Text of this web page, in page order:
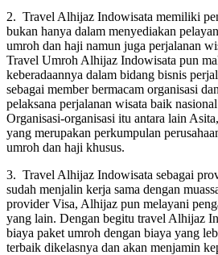
2. Travel Alhijaz Indowisata memiliki
bukan hanya dalam menyediakan
umroh dan haji namun juga perjalanan
Travel Umroh Alhijaz Indowisata pun
keberadaannya dalam bidang bisnis
sebagai member bermacam organisasi
pelaksana perjalanan wisata baik
Organisasi-organisasi itu antara lain
yang merupakan perkumpulan
umroh dan haji khusus.
3. Travel Alhijaz Indowisata sebagai
sudah menjalin kerja sama dengan
provider Visa, Alhijaz pun melayani
yang lain. Dengan begitu travel Alhijaz
biaya paket umroh dengan biaya yang
terbaik dikelasnya dan akan menjamin